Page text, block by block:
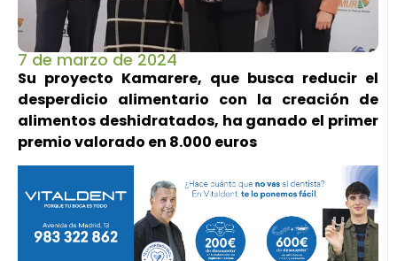
7 de marzo de 2024
Su proyecto Kamarere, que busca reducir el
desperdicio alimentario con la creación de
alimentos deshidratados, ha ganado el primer
premio valorado en 8.000 euros